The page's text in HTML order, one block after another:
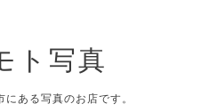
ト写真
ある写真のお店です。